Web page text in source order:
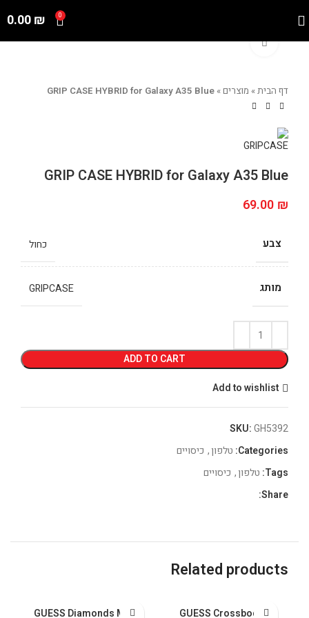
0
0.00₪
Click to enlarge
דף הבית» מוצרים»
GRIP CASE HYBRID for Galaxy A35 Blue
GRIP CASE HYBRID for Galaxy A35 Blue
69.00 ₪
צבע כחול
מותג GRIPCASE
ADD TO CART
Add to wishlist
SKU:GH5392
Categories: טלפון, כיסויים
Tags: טלפון, כיסויים
Share:
Related products
GUESS Crossbody
GUESS Diamonds Metal